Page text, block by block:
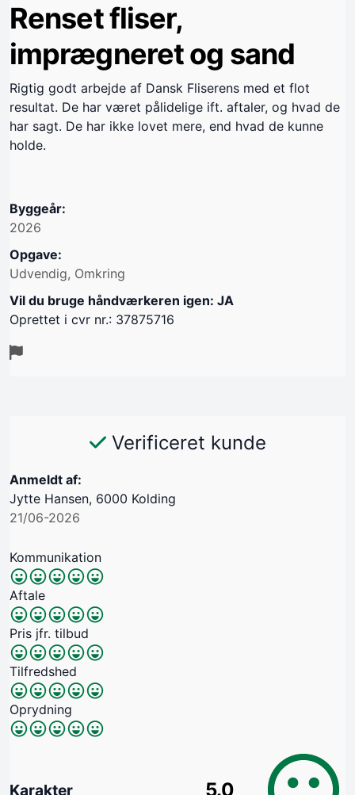
Renset fliser,
imprægneret og sand
Rigtig godt arbejde af Dansk Fliserens med et flot
resultat. De har været pålidelige ift. aftaler, og hvad de
har sagt. De har ikke lovet mere, end hvad de kunne
holde.
Byggeår:
2026
Opgave:
Udvendig, Omkring
Vil du bruge håndværkeren igen: JA
Oprettet i cvr nr.: 37875716
Verificeret kunde
Anmeldt af:
Jytte Hansen, 6000 Kolding
21/06-2026
Kommunikation
Aftale
Pris jfr. tilbud
Tilfredshed
Oprydning
Karakter 5.0